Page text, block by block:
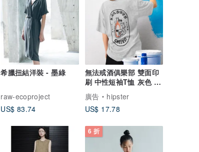
希臘扭結洋裝 - 墨綠
raw-ecoproject
US$ 83.74
無法戒酒俱樂部 雙面印
刷 中性短袖T恤 灰色 禮
物快速出貨飲酒夏
廣告
hipster
US$ 17.78
6 折